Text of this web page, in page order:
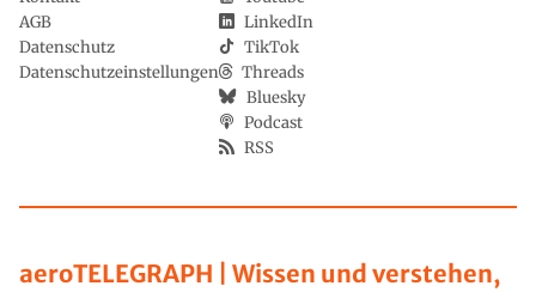
aeroTELEGRAPH | Wissen und verstehen,
AGB
Datenschutz
Datenschutzeinstellungen
LinkedIn
TikTok
Threads
Bluesky
Podcast
RSS